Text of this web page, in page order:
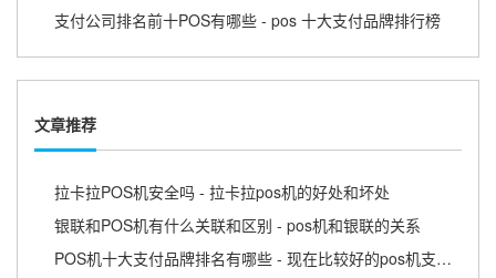
支付公司排名前十POS有哪些 - pos 十大支付品牌排行榜
文章推荐
拉卡拉POS机安全吗 - 拉卡拉pos机的好处和坏处
银联和POS机有什么关联和区别 - pos机和银联的关系
POS机十大支付品牌排名有哪些 - 现在比较好的pos机支付公司